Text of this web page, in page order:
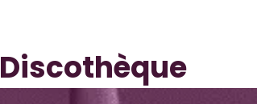
Discothèque